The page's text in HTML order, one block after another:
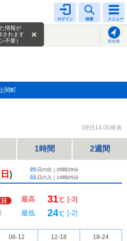
ログイン 検索 メニュー
現在地
情報が
されます
不要）
関町
09日14:00発表
1時間 2週間
日 ) 日の出｜ 05時29分
日の入｜ 19時05分
最高 31℃ [-3]
最低
24℃ [-2]
06-12 12-18 18-24